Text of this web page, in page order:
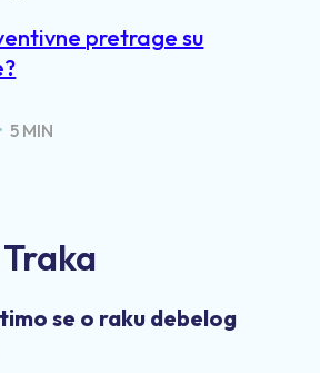
pretrage su
5 MIN
se o raku debelog